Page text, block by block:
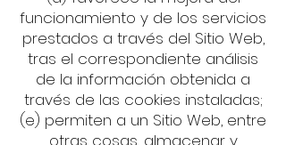
funcionamiento y de los servicios
prestados a través del Sitio Web,
tras el correspondiente análisis
de la información obtenida a
través de las cookies instaladas;
(e) permiten a un Sitio Web, entre
otras cosas, almacenar y